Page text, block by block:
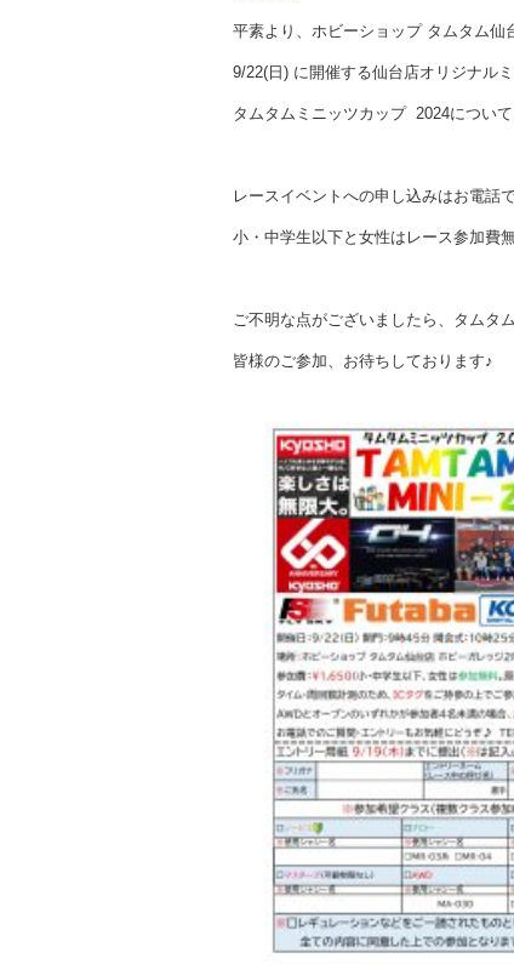
平素より、ホビーショップ タムタム仙
9/22(日) に開催する仙台店オリジナル
タムタムミニッツカップ 2024について
レースイベントへの申し込みはお電話
小・中学生以下と女性はレース参加費
ご不明な点がございましたら、タムタ
皆様のご参加、お待ちしております♪